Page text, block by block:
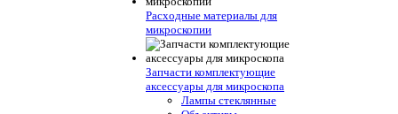
Расходные материалы для
микроскопии
Запчасти комплектующие
аксессуары для микроскопа
Лампы стеклянные